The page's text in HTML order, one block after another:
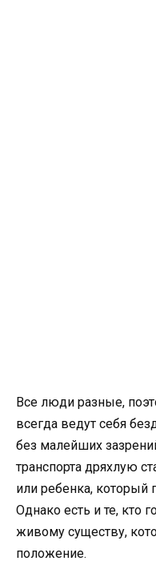
Все люди разные,
всегда ведут себя
без малейших
транспорта дряхлую
или ребенка, который
Однако есть и те, кто
живому существу,
положение.